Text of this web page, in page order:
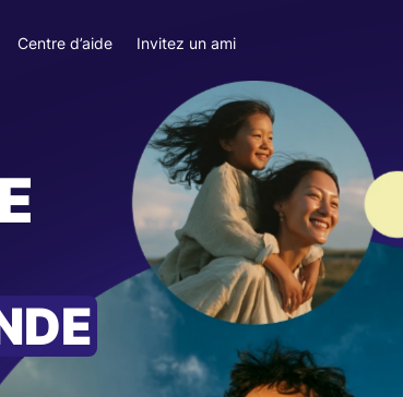
Centre d’aide Invitez un ami